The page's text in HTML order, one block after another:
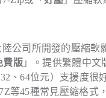
陸公司所開發的壓縮軟
費版」。提供繁體中文
、64位元）支援度很
等45種常見壓縮格式